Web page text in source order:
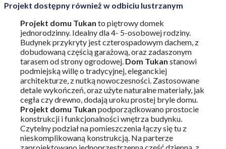
Projekt dostępny również w odbiciu lustrzanym
Projekt domu Tukan to piętrowy domek
jednorodzinny. Idealny dla 4- 5-osobowej rodziny.
Budynek przykryty jest czterospadowym dachem, z
dobudowaną częścią garażową, oraz zadaszonym
tarasem od strony ogrodowej. Dom Tukan stanowi
podmiejską willę o tradycyjnej, eleganckiej
architekturze, z nutką nowoczesności. Zastosowane
detale wykończeń, oraz użyte naturalne materiały, jak
cegła czy drewno, dodają uroku prostej bryle domu.
Projekt domu Tukan podporządkowano prostocie
konstrukcji i funkcjonalności wnętrza budynku.
Czytelny podział na pomieszczenia łączy się tu z
nieskomplikowaną konstrukcją. Na parterze